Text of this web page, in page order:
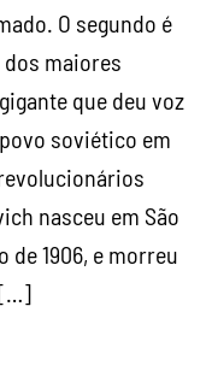
O segundo é
maiores
que deu voz
soviético em
nasceu em São
de 1906, e morreu
[…]